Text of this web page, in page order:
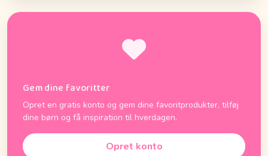
Gem dine favoritter
Opret en gratis konto og gem dine favoritprodukter, tilføj
dine børn og få inspiration til hverdagen.
Opret konto